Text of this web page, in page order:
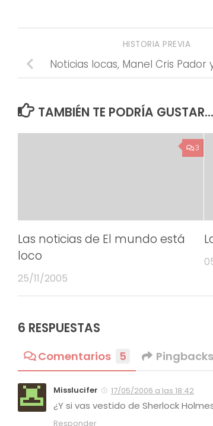
HISTORIA PREVIA
Noticias locas, Manel Cris Pador
TAMBIÉN TE PODRÍA GUSTAR...
3
Las noticias de El mundo está
loco
25/11/2005
6 RESPUESTAS
Comentarios 5 Pingbacks
Misslucifer 17/05/2006 a las 18:42
¿Y si vas vestido de Sherlock
Responder